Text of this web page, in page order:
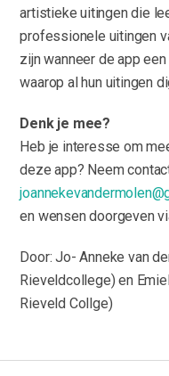
artistieke uitingen die
professionele uitingen
zijn wanneer de app
waarop al hun uitingen
Denk je mee?
Heb je interesse om
deze app? Neem
en wensen doorgeven
Door: Jo- Anneke van
Rieveldcollege) en
Rieveld Collge)